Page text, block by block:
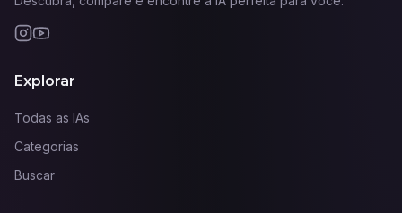
Explorar
Todas as IAs
Categorias
Buscar